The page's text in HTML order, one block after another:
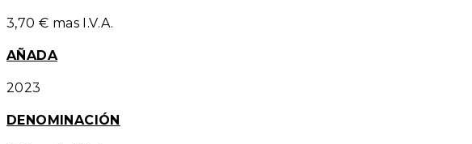
3,70 € mas I.V.A.
AÑADA
2023
DENOMINACIÓN